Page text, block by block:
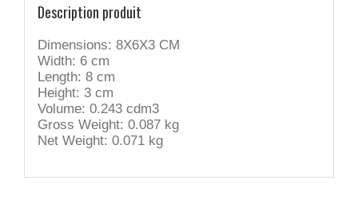
Description produit
Dimensions: 8X6X3 CM
Width: 6 cm
Length: 8 cm
Height: 3 cm
Volume: 0.243 cdm3
Gross Weight: 0.087 kg
Net Weight: 0.071 kg